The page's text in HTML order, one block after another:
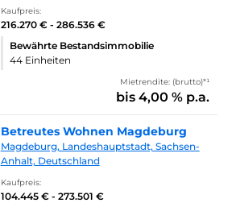
Kaufpreis:
216.270 € - 286.536 €
Bewährte Bestandsimmobilie
44 Einheiten
Mietrendite: (brutto)*¹
bis 4,00 % p.a.
Betreutes Wohnen Magdeburg
Magdeburg, Landeshauptstadt, Sachsen-
Anhalt, Deutschland
Kaufpreis:
104.445 € - 273.501 €